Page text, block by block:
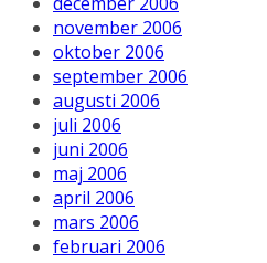
november 2006
oktober 2006
september 2006
augusti 2006
juli 2006
juni 2006
maj 2006
april 2006
mars 2006
februari 2006